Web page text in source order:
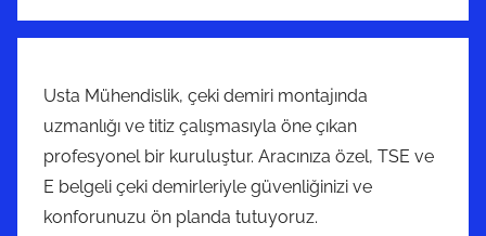
Usta Mühendislik, çeki demiri montajında
uzmanlığı ve titiz çalışmasıyla öne çıkan
profesyonel bir kuruluştur. Aracınıza özel, TSE ve
E belgeli çeki demirleriyle güvenliğinizi ve
konforunuzu ön planda tutuyoruz.